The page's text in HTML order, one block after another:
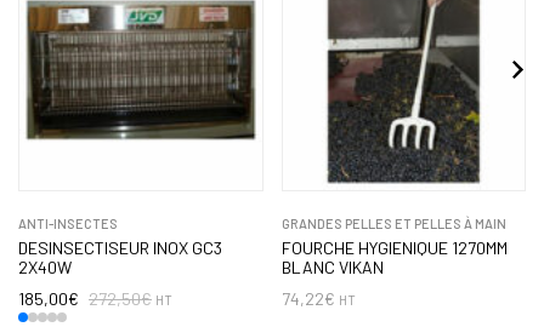
ANTI-INSECTES
DESINSECTISEUR INOX GC3
2X40W
272,50€
185,00€ HT
GRANDES PELLES ET PELLES À MAIN
FOURCHE HYGIENIQUE 1270MM
BLANC VIKAN
74,22€ HT